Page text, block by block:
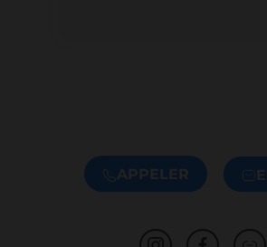
APPELER